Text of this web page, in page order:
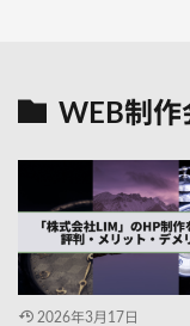
WEB制作
2026年3月17日